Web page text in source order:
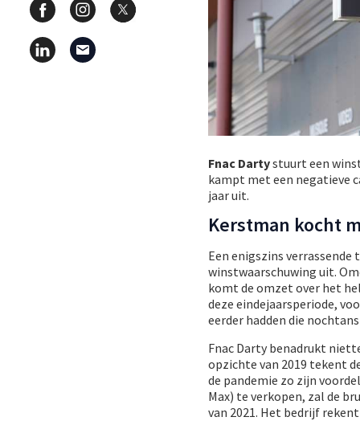
Fnac Dartystuurt een
kampt met een negatieve
jaar uit.
Kerstman kocht
Een enigszins
winstwaarschuwing uit.
komt de omzet over het
deze eindejaarsperiode,
eerder hadden die
Fnac Darty benadrukt
opzichte van 2019 tekent
de pandemie zo zijn
Max) te verkopen, zal de
van 2021. Het bedrijf